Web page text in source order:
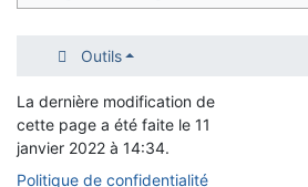
Outils
La dernière modification de
cette page a été faite le 11
janvier 2022 à 14:34.
Politique de confidentialité